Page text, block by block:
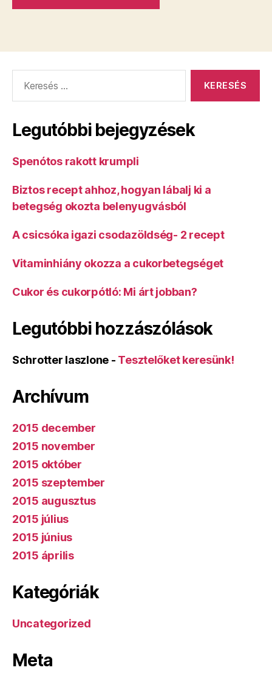
Legutóbbi bejegyzések
Spenótos rakott krumpli
Biztos recept ahhoz, hogyan lábalj ki a
betegség okozta belenyugvásból
A csicsóka igazi csodazöldség- 2 recept
Vitaminhiány okozza a cukorbetegséget
Cukor és cukorpótló: Mi árt jobban?
Legutóbbi hozzászólások
Schrotter laszlone - Tesztelőket keresünk!
Archívum
2015 december
2015 november
2015 október
2015 szeptember
2015 augusztus
2015 július
2015 június
2015 április
Kategóriák
Uncategorized
Meta